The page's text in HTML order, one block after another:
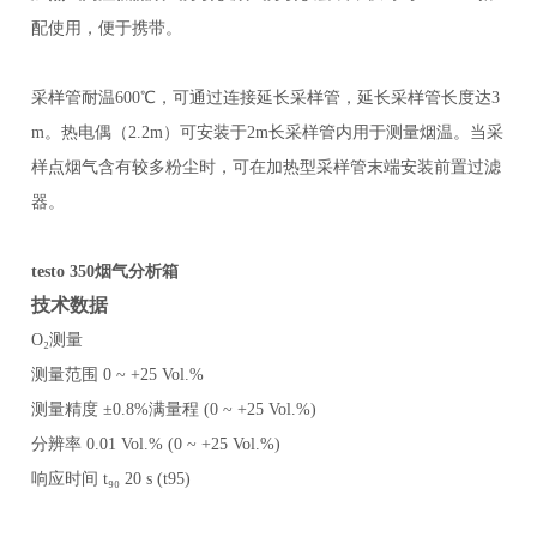
配使用，便于携带。
采样管耐温600℃，可通过连接延长采样管，延长采样管长度达3
m。热电偶（2.2m）可安装于2m长采样管内用于测量烟温。当采
样点烟气含有较多粉尘时，可在加热型采样管末端安装前置过滤
器。
testo 350烟气分析箱
技术数据
O₂测量
测量范围 0 ~ +25 Vol.%
测量精度 ±0.8%满量程 (0 ~ +25 Vol.%)
分辨率 0.01 Vol.% (0 ~ +25 Vol.%)
响应时间 t₉₀ 20 s (t95)